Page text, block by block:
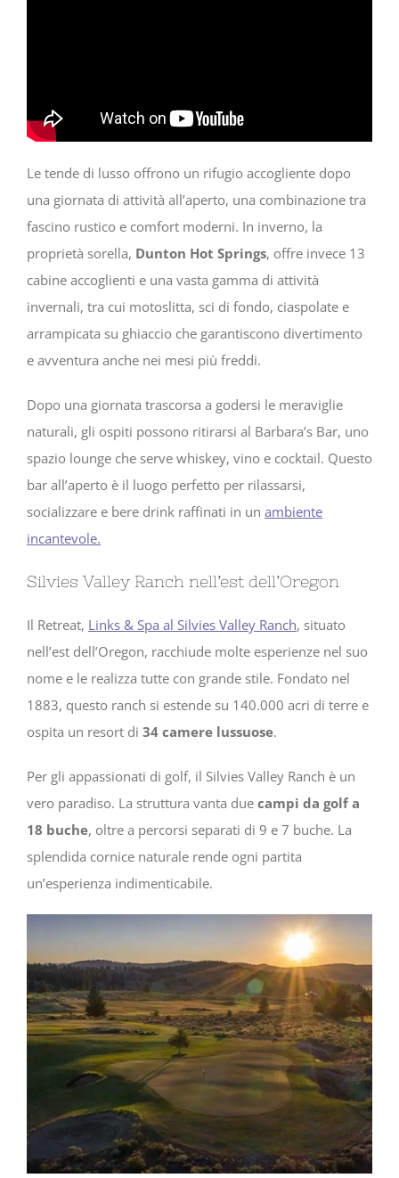
Le tende di lusso offrono un rifugio accogliente dopo
una giornata di attività all’aperto, una combinazione tra
fascino rustico e comfort moderni. In inverno, la
proprietà sorella, Dunton Hot Springs, offre invece 13
cabine accoglienti e una vasta gamma di attività
invernali, tra cui motoslitta, sci di fondo, ciaspolate e
arrampicata su ghiaccio che garantiscono divertimento
e avventura anche nei mesi più freddi.
Dopo una giornata trascorsa a godersi le meraviglie
naturali, gli ospiti possono ritirarsi al Barbara’s Bar, uno
spazio lounge che serve whiskey, vino e cocktail. Questo
bar all’aperto è il luogo perfetto per rilassarsi,
socializzare e bere drink raffinati in un ambiente
incantevole.
Silvies Valley Ranch nell’est dell’Oregon
Il Retreat, Links & Spa al Silvies Valley Ranch, situato
nell’est dell’Oregon, racchiude molte esperienze nel suo
nome e le realizza tutte con grande stile. Fondato nel
1883, questo ranch si estende su 140.000 acri di terre e
ospita un resort di 34 camere lussuose.
Per gli appassionati di golf, il Silvies Valley Ranch è un
vero paradiso. La struttura vanta due campi da golf a
18 buche, oltre a percorsi separati di 9 e 7 buche. La
splendida cornice naturale rende ogni partita
un’esperienza indimenticabile.